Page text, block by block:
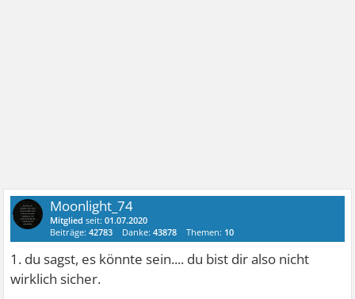
Moonlight_74
Mitglied seit:01.07.2020
Beiträge:42783 Danke:43878 Themen: 10
1. du sagst, es könnte sein.... du bist dir also nicht
wirklich sicher.